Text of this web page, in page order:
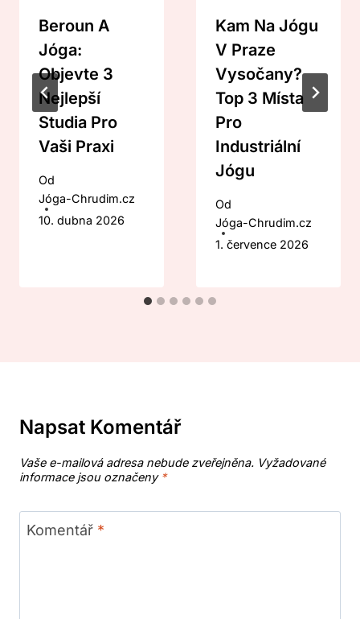
Beroun A
Jóga:
Objevte 3
Nejlepší
Studia Pro
Vaši Praxi
Od
Jóga-Chrudim.cz
10. dubna 2026
Kam Na Jógu
V Praze
Vysočany?
Top 3 Místa
Pro
Industriální
Jógu
Od
Jóga-Chrudim.cz
1. července 2026
Napsat Komentář
Vaše e-mailová adresa nebude zveřejněna. Vyžadované
informace jsou označeny *
Komentář *